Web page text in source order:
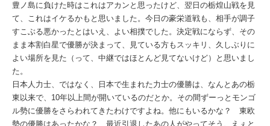
豊ノ島に負けた時はこれはアカンと思ったけど、翌日の栃煌山戦を見
て、これはイケるかもと思いました。今日の豪栄道戦も、相手が調子
すこぶる悪かったとはいえ、よい相撲でした。決定戦にならず、その
まま本割白星で優勝が決まって、見ている方もスッキリ、久しぶりに
よい場所を見た（って、中継ではほとんど見てないけど）と思いまし
た。
日本人力士、ではなく、日本で生まれた力士の優勝は、なんとあの栃
東以来で、10年以上間が開いているのだとか。その間ずーっとモンゴ
ル勢に優勝をさらわれてきたわけですよね。他にもいるかな？ 東欧
勢の優勝はあったかな？ 最近引退したあの人がやってそう、えぇと